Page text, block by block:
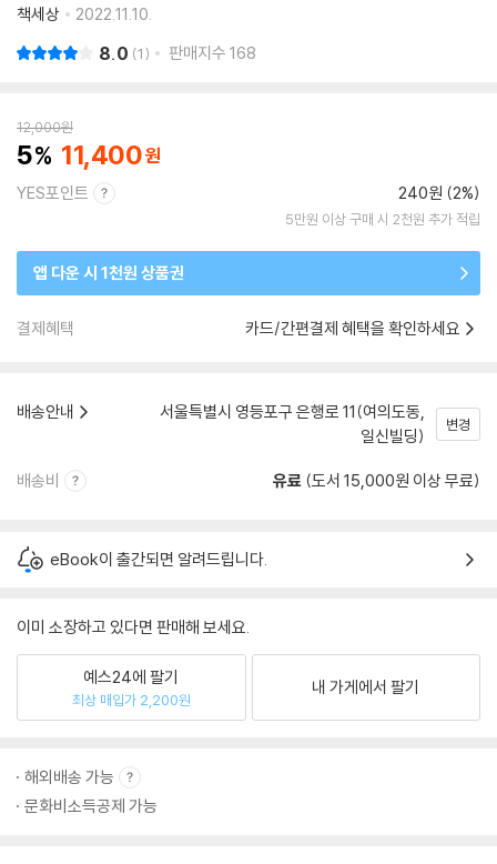
책세상
2022.11.10.
8.0 1 판매지수 168
12,000원
5 11,400
YES포인트 240원 (2%)
5만원 이상 구매 시 2천원 추가 적립
앱 다운 시 1천원 상품권
결제혜택 카드/간편결제 혜택을 확인하세요
배송안내
서울특별시 영등포구 은행로 11(여의도동,
일신빌딩)
변경
배송비 유료 (도서 15,000원 이상 무료)
eBook이 출간되면 알려드립니다.
이미 소장하고 있다면 판매해 보세요.
예스24에 팔기
최상 매입가 2,200원
내 가게에서 팔기
해외배송 가능
문화비소득공제 가능